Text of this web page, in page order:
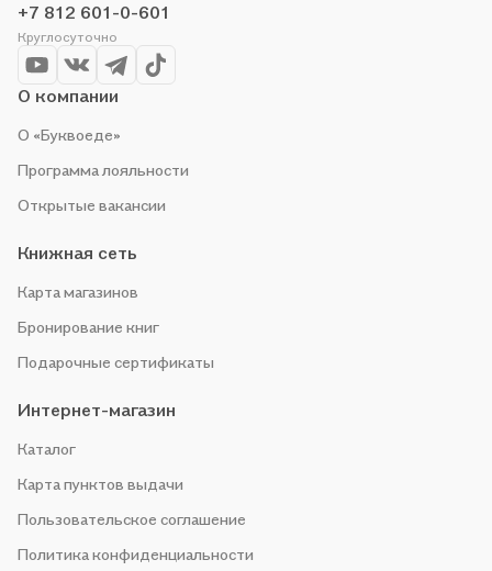
+7 812 601-0-601
Круглосуточно
О компании
О «Буквоеде»
Программа лояльности
Открытые вакансии
Книжная сеть
Карта магазинов
Бронирование книг
Подарочные сертификаты
Интернет-магазин
Каталог
Карта пунктов выдачи
Пользовательское соглашение
Политика конфиденциальности